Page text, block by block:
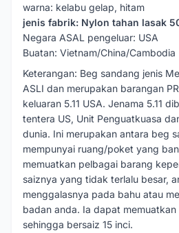
warna: kelabu gelap, hitam
jenis fabrik: Nylon tahan lasak
Negara ASAL pengeluar: USA
Buatan: Vietnam/China/Cambodia
Keterangan: Beg sandang jenis
ASLI dan merupakan barangan
keluaran 5.11 USA. Jenama 5.11
tentera US, Unit Penguatkuasa
dunia. Ini merupakan antara beg
mempunyai ruang/poket yang
memuatkan pelbagai barang
saiznya yang tidak terlalu besar,
menggalasnya pada bahu atau
badan anda. Ia dapat
sehingga bersaiz 15 inci.